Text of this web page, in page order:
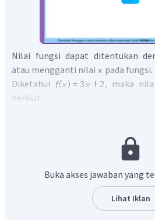
Nilai fungsi dapat ditentukan
atau mengganti nilai
pada fungsi.
Diketahui
, maka nilai
berikut.
Buka akses jawaban yang
Lihat Iklan